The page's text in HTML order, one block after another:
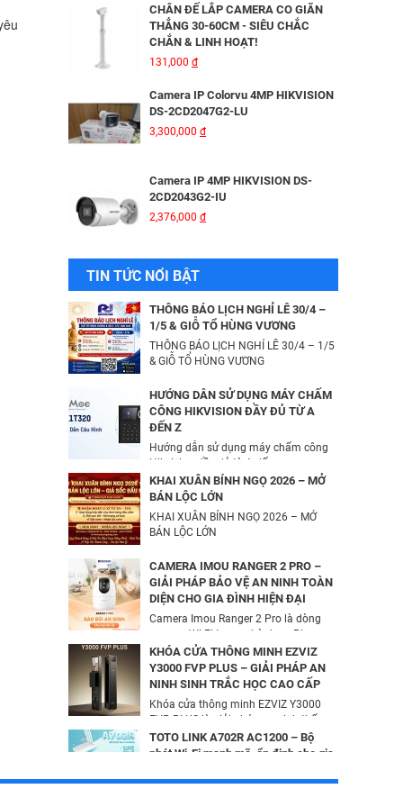
Bộ Lưu Điện Santak C10KS‑LCD
53,678,000
Bộ lưu điện UPS Online SANTAK
Camera IP Wifi 2MP UNIARCH T1L-
425,000đ
Camera IP Wifi 2MP UNIARCH UHO-
S2E Kèm Thẻ Nhớ IMOU 64GB | Xem
Từ Xa | Dễ Lắp Đặt
624,000 đ
Combo Camera IP Wifi UNIARCH
UHO-S2 2MP Kèm Thẻ Nhớ IMOU
64GB | Phù Hợp Nhà & Cửa Hàng
583,000đ
Combo Camera Wifi 2MP UNIARCH
UHO-S1 + Thẻ Nhớ IMOU 64GB |
Quan Sát 24/7 | Chính Hãng
637,000đ
CHÂN ĐẾ LẮP CAMERA CO GIÃN
THẲNG 30-60CM - SIÊU CHẮC
CHẮN & LINH HOẠT!
131,000 đ
Camera IP Colorvu 4MP HIKVISION
DS-2CD2047G2-LU
3,300,000 đ
Camera IP 4MP HIKVISION DS-
2CD2043G2-IU
2,376,000 đ
Camera IP Dome 4.0 Megapixel
HIKVISION DS-2CD2346G2-ISU/SL​
3,256,000 đ
Camera IP HIKVISION DS-
2CD2T26G2-ISU/SL​
3,344,000 đ
2CD2343G2-LI2U
2,326,000đ
Camera IP AcuSense thân trụ 2MP
HIKVISION DS-2CD2026G2-IU/SL
BỘ MỞ RỘNG CÁP QUANG HDMI
KVM MT-VIKI MT-HK020
5,600,000 đ
Camera IP Wifi 2MP UNIARCH T1L-
2WT Kèm Thẻ Nhớ IMOU 64GB |
425,000
Camera IP Wifi 2MP UNIARCH UHO-
TIN TỨC NỔI BẬT
THÔNG BÁO LỊCH NGHỈ LỄ 30/4 –
1/5 & GIỖ TỔ HÙNG VƯƠNG
THÔNG BÁO LỊCH NGHỈ LỄ 30/4 – 1/5
& GIỖ TỔ HÙNG VƯƠNG
HƯỚNG DẪN SỬ DỤNG MÁY CHẤM
CÔNG HIKVISION ĐẦY ĐỦ TỪ A
ĐẾN Z
Hướng dẫn sử dụng máy chấm công
Hikvision đầy đủ từ A đến...
KHAI XUÂN BÍNH NGỌ 2026 – MỞ
BÁN LỘC LỚN
KHAI XUÂN BÍNH NGỌ 2026 – MỞ
BÁN LỘC LỚN
CAMERA IMOU RANGER 2 PRO –
GIẢI PHÁP BẢO VỆ AN NINH TOÀN
DIỆN CHO GIA ĐÌNH HIỆN ĐẠI
Camera Imou Ranger 2 Pro là dòng
camera Wi-Fi trong nhà được Phương
Dung...
KHÓA CỬA THÔNG MINH EZVIZ
Y3000 FVP PLUS – GIẢI PHÁP AN
NINH SINH TRẮC HỌC CAO CẤP
Khóa cửa thông minh EZVIZ Y3000
FVP PLUS là giải pháp an ninh thế
hệ...
TOTO LINK A702R AC1200 – Bộ
phát Wi-Fi mạnh mẽ, ổn định cho gia
Telec